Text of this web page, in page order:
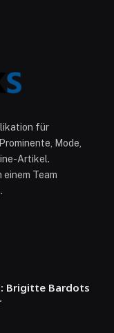
für
Mode,
Artikel.
Team
Brigitte Bardots